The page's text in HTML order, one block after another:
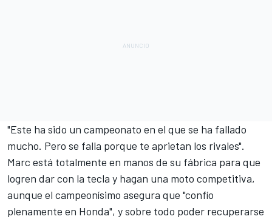
"Este ha sido un campeonato en el que se ha fallado
mucho. Pero se falla porque te aprietan los rivales".
Marc está totalmente en manos de su fábrica para que
logren dar con la tecla y hagan una moto competitiva,
aunque el campeonísimo asegura que "confío
plenamente en Honda", y sobre todo poder recuperarse